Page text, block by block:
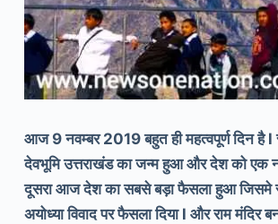
आज 9 नवम्बर 2019 बहुत ही महत्वपूर्ण दिन
देवभूमि उत्तराखंड का जन्म हुआ और देश को एक
दूसरा आज देश का सबसे बड़ा फैसला हुआ जिसमे
अयोध्या विवाद पर फैसला दिया l और राम मंदिर